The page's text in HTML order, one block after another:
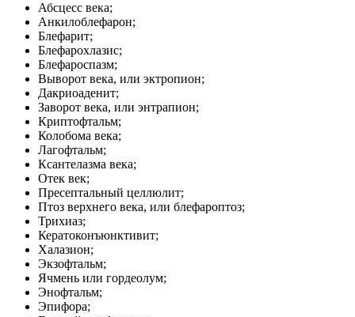
Абсцесс века;
Анкилоблефарон;
Блефарит;
Блефарохлазис;
Блефароспазм;
Выворот века, или эктропион;
Дакриоаденит;
Заворот века, или энтрапион;
Криптофтальм;
Колобома века;
Лагофтальм;
Ксантелазма века;
Отек век;
Пресептальный целлюлит;
Птоз верхнего века, или блефароптоз;
Трихиаз;
Кератоконъюнктивит;
Халазион;
Экзофтальм;
Ячмень или гордеолум;
Энофтальм;
Эпифора;